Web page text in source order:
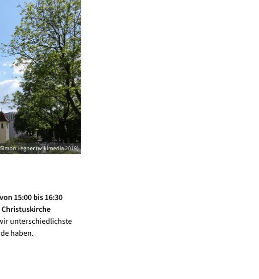
Legner (wikimedia 2019)
15:00 bis 16:30
unterschiedlichste
haben.